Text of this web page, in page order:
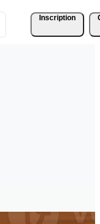
Inscription